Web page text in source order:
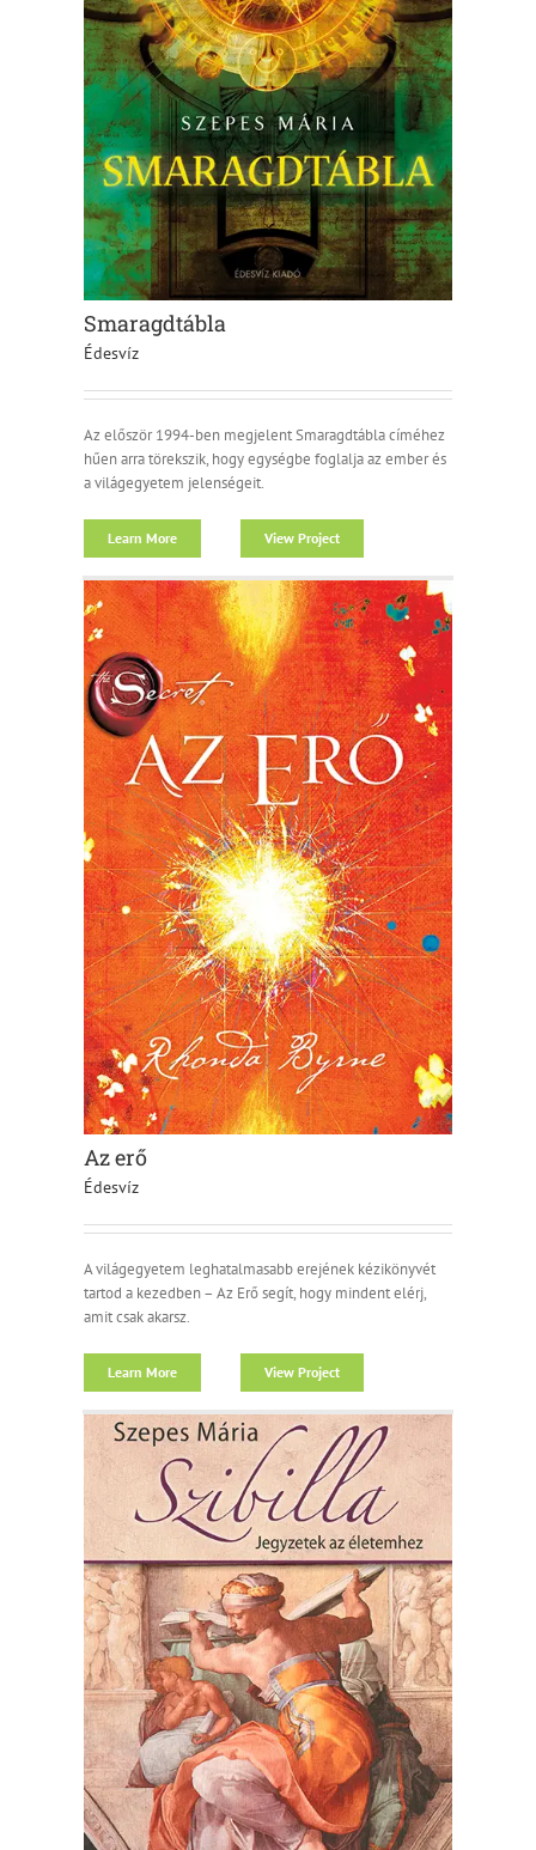
Smaragdtábla
Édesvíz
Az először 1994-ben megjelent Smaragdtábla címéhez
hűen arra törekszik, hogy egységbe foglalja az ember és
a világegyetem jelenségeit.
Learn More View Project
Az erő
Édesvíz
A világegyetem leghatalmasabb erejének kézikönyvét
tartod a kezedben – Az Erő segít, hogy mindent elérj,
amit csak akarsz.
Learn More View Project